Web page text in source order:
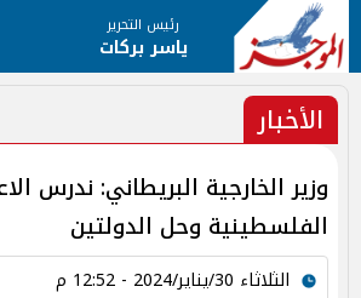
رئيس التحرير
ياسر بركات
الأخبار
وزير الخارجية البريطاني: ندرس
الفلسطينية وحل الدولتين
الثلاثاء 30/يناير/2024 - 12:52 م